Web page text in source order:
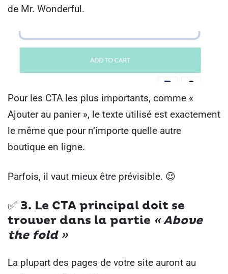
de Mr. Wonderful.
Pour les CTA les plus importants, comme «
Ajouter au panier », le texte utilisé est exactement
le même que pour n’importe quelle autre
boutique en ligne.
Parfois, il vaut mieux être prévisible. 😉
✅ 3. Le CTA principal doit se
trouver dans la partie « Above
the fold »
La plupart des pages de votre site auront au